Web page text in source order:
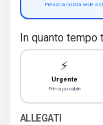
Presso la nostra sede a
In quanto
⚡
Urgente
Prima possibile
ALLEGATI